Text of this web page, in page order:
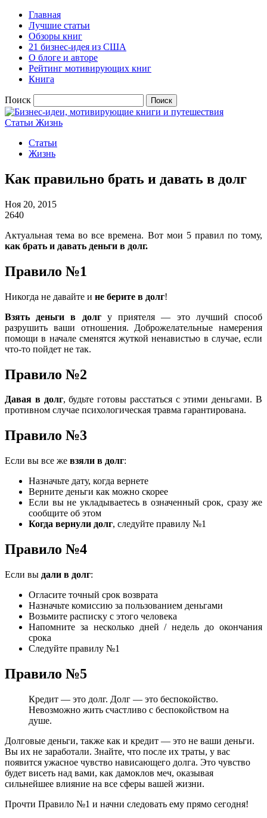
Главная
Лучшие статьи
Обзоры книг
21 бизнес-идея из США
О блоге и авторе
Рейтинг мотивирующих книг
Книга
Поиск
Статьи Жизнь
Статьи
Жизнь
Как правильно брать и давать в долг
Ноя 20, 2015
2640
Актуальная тема во все времена. Вот мои 5 правил по тому,
как брать и давать деньги в долг.
Правило №1
Никогда не давайте и не берите в долг!
Взять деньги в долгу приятеля — это лучший способ
разрушить ваши отношения. Доброжелательные намерения
помощи в начале сменятся жуткой ненавистью в случае, если
что-то пойдет не так.
Правило №2
Давая в долг, будьте готовы расстаться с этими деньгами. В
противном случае психологическая травма гарантирована.
Правило №3
Если вы все же взяли в долг:
Назначьте дату, когда вернете
Верните деньги как можно скорее
Если вы не укладываетесь в означенный срок, сразу же
сообщите об этом
Когда вернули долг, следуйте правилу №1
Правило №4
Если вы дали в долг:
Огласите точный срок возврата
Назначьте комиссию за пользованием деньгами
Возьмите расписку с этого человека
Напомните за несколько дней / недель до окончания
срока
Следуйте правилу №1
Правило №5
Кредит — это долг. Долг — это беспокойство.
Невозможно жить счастливо с беспокойством на
душе.
Долговые деньги, также как и кредит — это не ваши деньги.
Вы их не заработали. Знайте, что после их траты, у вас
появится ужасное чувство нависающего долга. Это чувство
будет висеть над вами, как дамоклов меч, оказывая
сильнейшее влияние на все сферы вашей жизни.
Прочти Правило №1 и начни следовать ему прямо сегодня!